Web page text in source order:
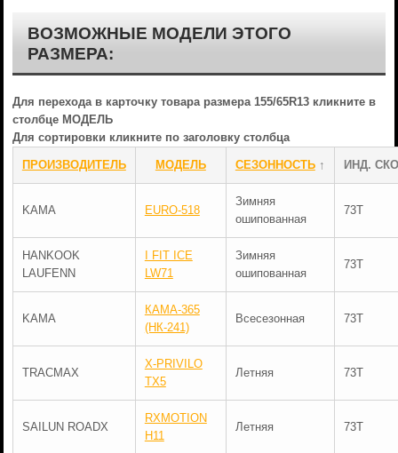
ВОЗМОЖНЫЕ МОДЕЛИ ЭТОГО
РАЗМЕРА:
Для перехода в карточку товара размера 155/65R13 кликните в
столбце МОДЕЛЬ
Для сортировки кликните по заголовку столбца
ПРОИЗВОДИТЕЛЬ МОДЕЛЬ СЕЗОННОСТЬ↑ ИНД.
KAMA EURO-518
Зимняя
ошипованная
73T
HANKOOK
LAUFENN
I FIT ICE
LW71
Зимняя
ошипованная
73T
KAMA
КАМА-365
(НК-241)
Всесезонная 73T
TRACMAX
X-PRIVILO
TX5
Летняя 73T
SAILUN ROADX
RXMOTION
H11
Летняя 73T